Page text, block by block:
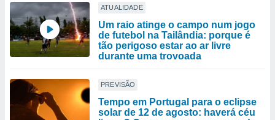
ATUALIDADE
Um raio atinge o campo num jogo
de futebol na Tailândia: porque é
tão perigoso estar ao ar livre
durante uma trovoada
PREVISÃO
Tempo em Portugal para o eclipse
solar de 12 de agosto: haverá céu